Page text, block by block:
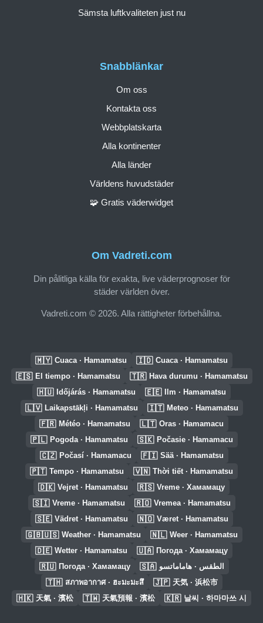
Om Vadreti.com
Din pålitliga källa för exakta, live väderprognoser för
städer världen över.
Vadreti.com © 2026. Alla rättigheter förbehållna.
Snabblänkar
Om oss
Kontakta oss
Webbplatskarta
Alla kontinenter
Alla länder
Världens huvudstäder
🧩 Gratis väderwidget
Sämsta luftkvaliteten just nu
🇲🇾 Cuaca · Hamamatsu 🇮🇩 Cuaca · Hamamatsu
🇪🇸 El tiempo · Hamamatsu 🇹🇷 Hava durumu · Hamamatsu
🇭🇺 Időjárás · Hamamatsu 🇪🇪 Ilm · Hamamatsu
🇱🇻 Laikapstākļi · Hamamatsu 🇮🇹 Meteo · Hamamatsu
🇫🇷 Météo · Hamamatsu 🇱🇹 Oras · Hamamacu
🇵🇱 Pogoda · Hamamatsu 🇸🇰 Počasie · Hamamacu
🇨🇿 Počasí · Hamamacu 🇫🇮 Sää · Hamamatsu
🇵🇹 Tempo · Hamamatsu 🇻🇳 Thời tiết · Hamamatsu
🇩🇰 Vejret · Hamamatsu 🇷🇸 Vreme · Хамамацу
🇸🇮 Vreme · Hamamatsu 🇷🇴 Vremea · Hamamatsu
🇸🇪 Vädret · Hamamatsu 🇳🇴 Været · Hamamatsu
🇬🇧🇺🇸 Weather · Hamamatsu 🇳🇱 Weer · Hamamatsu
🇩🇪 Wetter · Hamamatsu 🇺🇦 Погода · Хамамацу
🇷🇺 Погода · Хамамацу 🇸🇦 الطقس · هاماماتسو
🇹🇭 สภาพอากาศ · ฮะมะมะสึ 🇯🇵 天気 · 浜松市
🇭🇰 天氣 · 濱松 🇹🇼 天氣預報 · 濱松 🇰🇷 날씨 · 하마마쓰 시